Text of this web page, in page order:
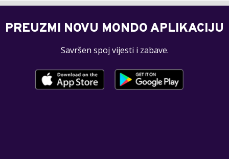
PREUZMI NOVU MONDO APLIKACIJU
Savršen spoj vijesti i zabave.